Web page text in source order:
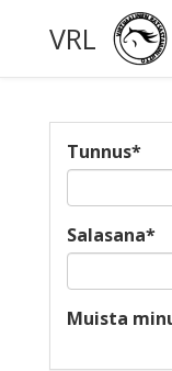
VRL
Tunnus*
Salasana*
Muista